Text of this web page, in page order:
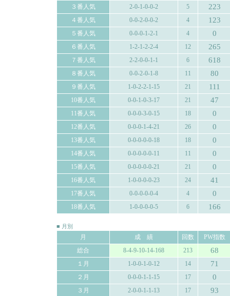
３番人気 2-0-1-0-0-2 5 223
４番人気 0-0-2-0-0-2 4 123
５番人気 0-0-0-1-2-1 4 0
６番人気 1-2-1-2-2-4 12 265
７番人気 2-2-0-0-1-1 6 618
８番人気 0-0-2-0-1-8 11 80
９番人気 1-0-2-2-1-15 21 111
10番人気 0-0-1-0-3-17 21 47
11番人気 0-0-0-3-0-15 18 0
12番人気 0-0-0-1-4-21 26 0
13番人気 0-0-0-0-0-18 18 0
14番人気 0-0-0-0-0-11 11 0
15番人気 0-0-0-0-0-21 21 0
16番人気 1-0-0-0-0-23 24 41
17番人気 0-0-0-0-0-4 4 0
18番人気 1-0-0-0-0-5 6 166
■ 月別
月 成 績 回数
PW指数
総合
8-4-9-10-14-168 213 68
１月 1-0-0-1-0-12 14 71
２月 0-0-0-1-1-15 17 0
３月 2-0-0-1-1-13 17 93